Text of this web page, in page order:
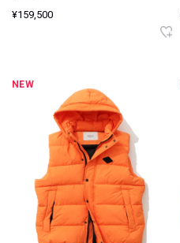
¥159,500
NEW